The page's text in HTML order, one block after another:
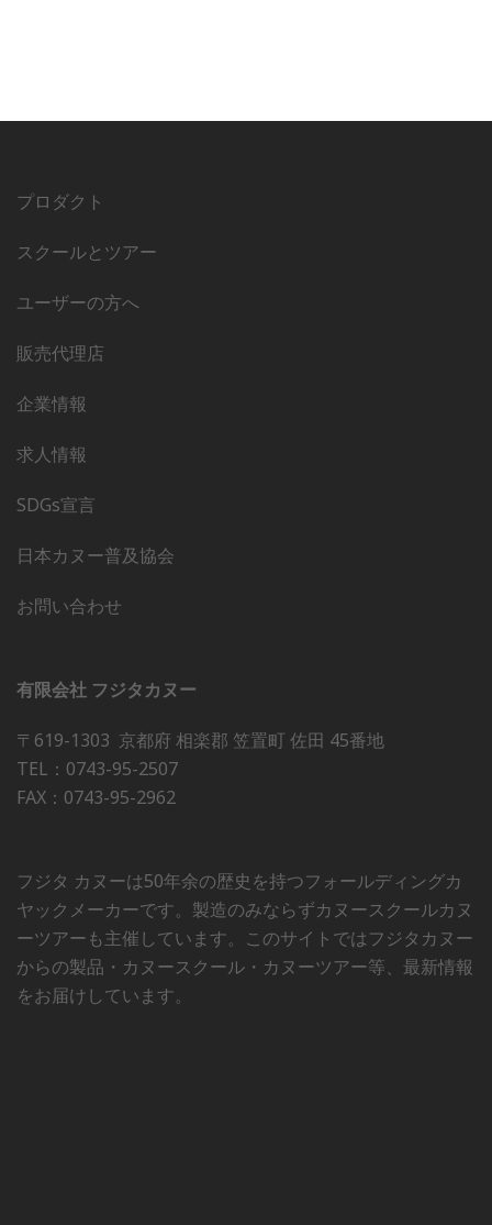
プロダクト
スクールとツアー
ユーザーの方へ
販売代理店
企業情報
求人情報
SDGs宣言
日本カヌー普及協会
お問い合わせ
有限会社 フジタカヌー
〒619-1303 京都府 相楽郡 笠置町 佐田 45番地
TEL：0743-95-2507
FAX：0743-95-2962
フジタ カヌーは50年余の歴史を持つフォールディングカ
ヤックメーカーです。製造のみならずカヌースクールカヌ
ーツアーも主催しています。このサイトではフジタカヌー
からの製品・カヌースクール・カヌーツアー等、最新情報
をお届けしています。